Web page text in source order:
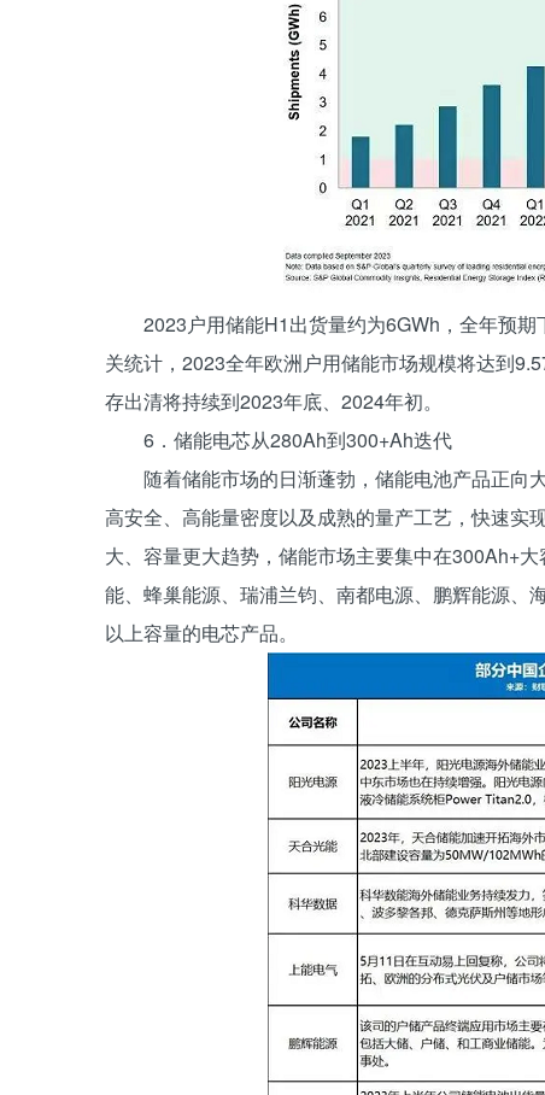
2023户用储能H1出货量约为6GWh，全年预
关统计，2023全年欧洲户用储能市场规模将达到
存出清将持续到2023年底、2024年初。
6．储能电芯从280Ah到300+Ah迭代
随着储能市场的日渐蓬勃，储能电池产品正向
高安全、高能量密度以及成熟的量产工艺，快速实
大、容量更大趋势，储能市场主要集中在300Ah+
能、蜂巢能源、瑞浦兰钧、南都电源、鹏辉能源、
以上容量的电芯产品。